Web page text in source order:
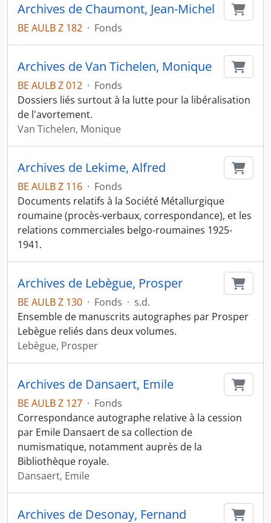
Archives de Chaumont, Jean-Michel
BE AULB Z 182 · Fonds
Archives de Van Tichelen, Monique
BE AULB Z 012 · Fonds
Dossiers liés surtout à la lutte pour la libéralisation
de l'avortement.
Van Tichelen, Monique
Archives de Lekime, Alfred
BE AULB Z 116 · Fonds
Documents relatifs à la Société Métallurgique
roumaine (procès-verbaux, correspondance), et les
relations commerciales belgo-roumaines 1925-
1941.
Archives de Lebègue, Prosper
BE AULB Z 130 · Fonds · s.d.
Ensemble de manuscrits autographes par Prosper
Lebègue reliés dans deux volumes.
Lebègue, Prosper
Archives de Dansaert, Emile
BE AULB Z 127 · Fonds
Correspondance autographe relative à la cession
par Emile Dansaert de sa collection de
numismatique, notamment auprès de la
Bibliothèque royale.
Dansaert, Emile
Archives de Desonay, Fernand